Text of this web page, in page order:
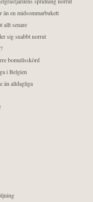
en midsommarbukett
allt senare
sig snabbt norrut
bomullsskörd
i Belgien
än alldagliga